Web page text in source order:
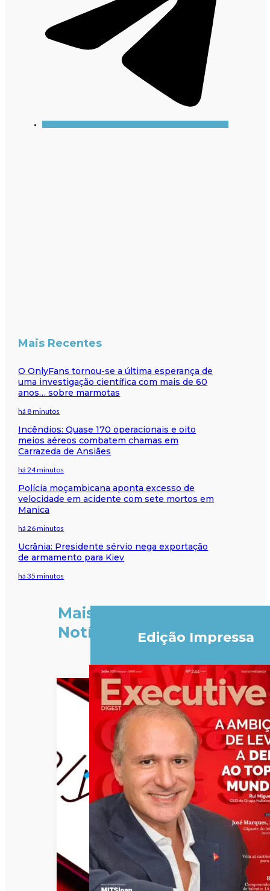
Mais Recentes
O OnlyFans tornou-se a última esperança de
uma investigação científica com mais de 60
anos… sobre marmotas
há 8 minutos
Incêndios: Quase 170 operacionais e oito
meios aéreos combatem chamas em
Carrazeda de Ansiães
há 24 minutos
Polícia moçambicana aponta excesso de
velocidade em acidente com sete mortos em
Manica
há 26 minutos
Ucrânia: Presidente sérvio nega exportação
de armamento para Kiev
há 35 minutos
Mais
Notícias
Edição Impressa